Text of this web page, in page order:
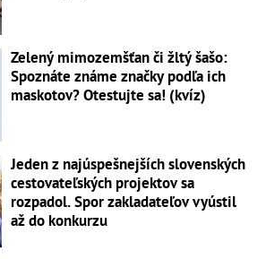
Zelený mimozemšťan či žltý šašo:
Spoznáte známe značky podľa ich
maskotov? Otestujte sa! (kvíz)
Jeden z najúspešnejších slovenských
cestovateľských projektov sa
rozpadol. Spor zakladateľov vyústil
až do konkurzu